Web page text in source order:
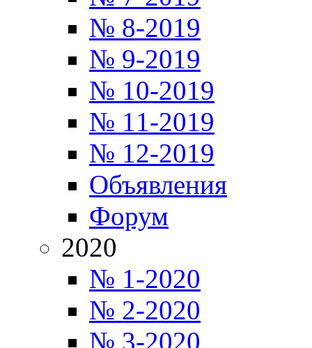
№ 8-2019
№ 9-2019
№ 10-2019
№ 11-2019
№ 12-2019
Объявления
Форум
2020
№ 1-2020
№ 2-2020
№ 3-2020